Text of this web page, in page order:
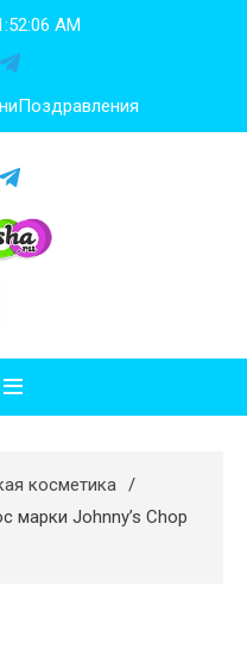
AM
Поздравления
косметика
марки Johnny’s Chop